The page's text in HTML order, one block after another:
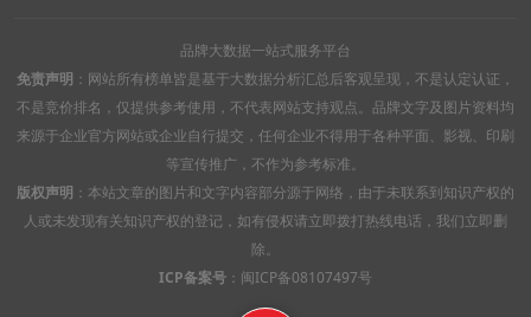
品牌大数据一站式服务平台
免责声明 ：网站所有榜单皆是基于大数据分析汇总后客观呈现，不是认定认证，
不是竞价排名，仅提供参考使用，不代表网站支持观点。品牌文字及图片资料均
来源于企业官方网站或企业自行提交，任何企业不得用于各种平面、影视、印刷
等宣传推广，不作为参考标准。
版权声明 ：本站文章的图片和文字内容部分源于网络，由于未联系到知识产权的
人或未发现有关知识产权的登记，如有侵权请立即拨打热线电话，我们立即删
除。
ICP备案号 ： 闽ICP备08107497号